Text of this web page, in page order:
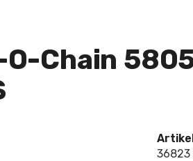
Chain
36823